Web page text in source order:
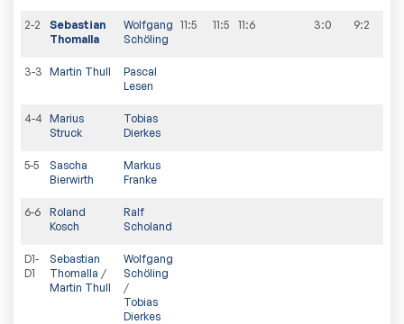
2-2
Sebastian
Thomalla
Wolfgang
Schöling
11:5 11:5 11:6 3:0 9:2
3-3 Martin Thull
Pascal
Lesen
4-4 Marius
Struck
Tobias
Dierkes
5-5
Sascha
Bierwirth
Markus
Franke
6-6
Roland
Kosch
Ralf
Scholand
D1-
D1
Sebastian
Thomalla /
Martin Thull
Wolfgang
Schöling
/
Tobias
Dierkes